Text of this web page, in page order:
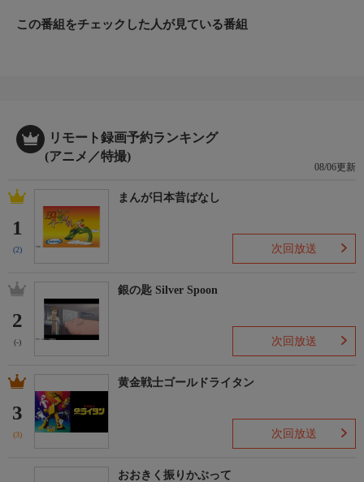
この番組をチェックした人が見ている番組
リモート録画予約ランキング
(アニメ／特撮)
08/06更新
1
(2)
まんが日本昔ばなし
次回放送
2
(-)
銀の匙 Silver Spoon
次回放送
3
(3)
黄金戦士ゴールドライタン
次回放送
おおきく振りかぶって